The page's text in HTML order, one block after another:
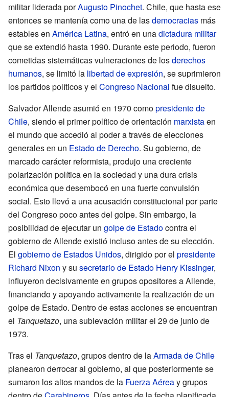
militar liderada porAugusto Pinochet. Chile, que hasta ese
entonces se mantenía como una de lasdemocracias más
estables en América Latina, entró en unadictadura militar
que se extendió hasta 1990. Durante este periodo, fueron
cometidas sistemáticas vulneraciones de losderechos
humanos, se limitó la libertad de expresión, se suprimieron
los partidos políticos y el Congreso Nacional fue disuelto.
Salvador Allende asumió en 1970 comopresidente de
Chile, siendo el primer político de orientación marxistaen
el mundo que accedió al poder a través de elecciones
generales en un Estado de Derecho. Su gobierno, de
marcado carácter reformista, produjo una creciente
polarización política en la sociedad y una dura crisis
económica que desembocó en una fuerte convulsión
social. Esto llevó a una acusación constitucional por parte
del Congreso poco antes del golpe. Sin embargo, la
posibilidad de ejecutar un golpe de Estadocontra el
gobierno de Allende existió incluso antes de su elección.
El gobierno de Estados Unidos, dirigido por el presidente
Richard Nixon y su secretario de Estado Henry Kissinger,
influyeron decisivamente en grupos opositores a Allende,
financiando y apoyando activamente la realización de un
golpe de Estado. Dentro de estas acciones se encuentran
el Tanquetazo, una sublevación militar el 29 de junio de
1973.
Tras el Tanquetazo, grupos dentro de laArmada de Chile
planearon derrocar al gobierno, al que posteriormente se
sumaron los altos mandos de la Fuerza Aéreay grupos